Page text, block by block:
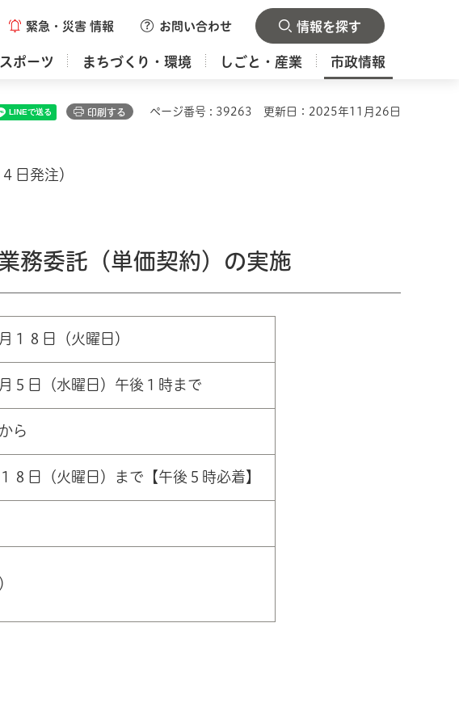
緊急・災害 情報 お問い合わせ 情報を探す
ポーツ まちづくり・環境 しごと・産業 市政情報
印刷する ページ番号 : 39263 更新日：2025年11月26日
日発注）
務委託（単価契約）の実施
１８日（火曜日）
５日（水曜日）午後１時まで
ら
８日（火曜日）まで【午後５時必着】